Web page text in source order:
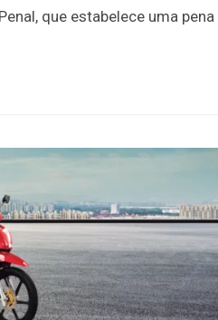
que estabelece uma pena